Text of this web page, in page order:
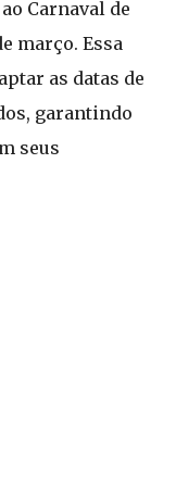
Carnaval de
março. Essa
as datas de
garantindo
seus